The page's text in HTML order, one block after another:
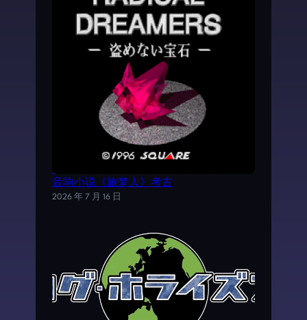
音响小说《旅梦人》考古
2026 年 7 月 16 日